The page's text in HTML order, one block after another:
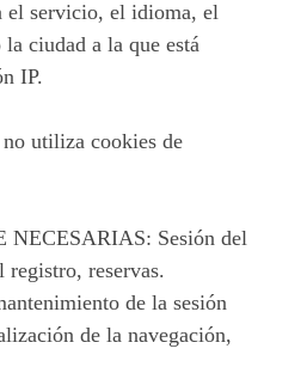
el servicio, el idioma, el
ciudad a la que está
IP.
utiliza cookies de
NECESARIAS: Sesión del
registro, reservas.
de la sesión
de la navegación,